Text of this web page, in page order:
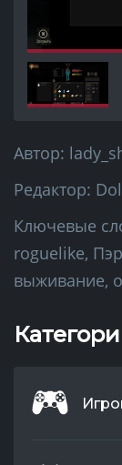
Автор:
Редактор:
Ключевые
roguelike,
выживание,